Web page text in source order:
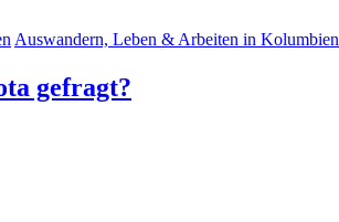
Auswandern, Leben & Arbeiten in Kolumbien
gefragt?